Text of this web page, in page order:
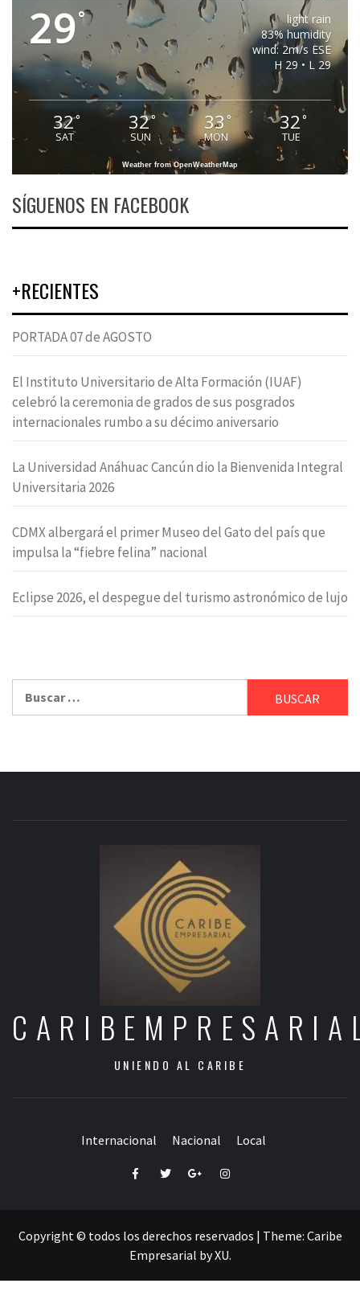
29°
light rain
83% humidity
wind: 2m/s ESE
H 29 • L 29
32°
SAT
32°
SUN
33 °
MON
32°
TUE
Weather from OpenWeatherMap
SÍGUENOS EN FACEBOOK
+RECIENTES
PORTADA 07 de AGOSTO
El Instituto Universitario de Alta Formación (IUAF)
celebró la ceremonia de grados de sus posgrados
internacionales rumbo a su décimo aniversario
La Universidad Anáhuac Cancún dio la Bienvenida Integral
Universitaria 2026
CDMX albergará el primer Museo del Gato del país que
impulsa la “fiebre felina” nacional
Eclipse 2026, el despegue del turismo astronómico de lujo
UNIENDO AL CARIBE
Internacional Nacional Local
FacebookTwitterGoogle+Instagram
Copyright © todos los derechos reservados | Theme: Caribe
Empresarial byXU.